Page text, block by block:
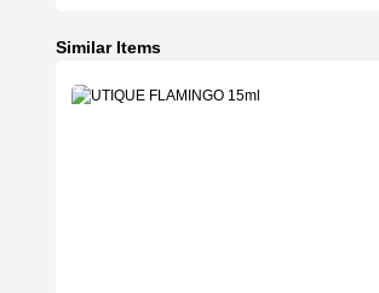
Produktgalerie überspringen
Similar Items